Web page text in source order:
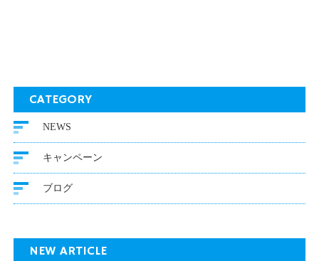
CATEGORY
NEWS
キャンペーン
ブログ
NEW ARTICLE